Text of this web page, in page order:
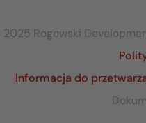
Rogowski
Informacja do